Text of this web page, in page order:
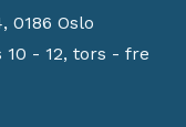
0186 Oslo
10 - 12, tors - fre